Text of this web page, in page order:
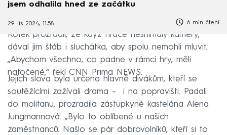
jsem odhalila hned ze začátku
29. lis 2024, 11:58 6 min čtení
Kotek prozradil, že když hráče nesnímaly kamery,
dával jim štáb i sluchátka, aby spolu nemohli mluvit.
„Abychom všechno, co padne v rámci hry, měli
natočené,“ řekl CNN Prima NEWS.
Jejich slova byla určena hlavně divákům, kteří se
soutěžícími zažívali drama – i na popravišti. Padali
do molitanu, prozradila zástupkyně kastelána Alena
Jungmannová. „Bylo to oblíbené u našich
zaměstnanců. Našlo se pár dobrovolníků, kteří si to